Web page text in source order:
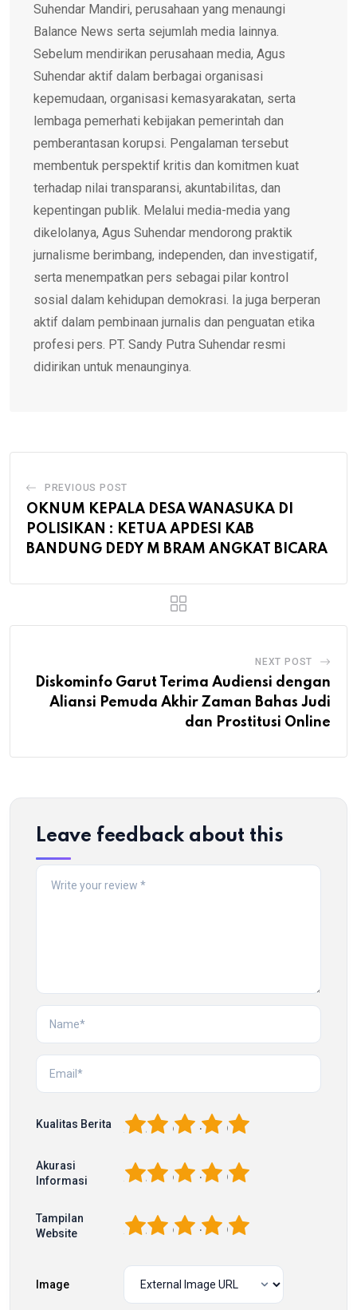
Suhendar Mandiri, perusahaan yang menaungi
Balance News serta sejumlah media lainnya.
Sebelum mendirikan perusahaan media, Agus
Suhendar aktif dalam berbagai organisasi
kepemudaan, organisasi kemasyarakatan, serta
lembaga pemerhati kebijakan pemerintah dan
pemberantasan korupsi. Pengalaman tersebut
membentuk perspektif kritis dan komitmen kuat
terhadap nilai transparansi, akuntabilitas, dan
kepentingan publik. Melalui media-media yang
dikelolanya, Agus Suhendar mendorong praktik
jurnalisme berimbang, independen, dan investigatif,
serta menempatkan pers sebagai pilar kontrol
sosial dalam kehidupan demokrasi. Ia juga berperan
aktif dalam pembinaan jurnalis dan penguatan etika
profesi pers. PT. Sandy Putra Suhendar resmi
didirikan untuk menaunginya.
PREVIOUS POST
OKNUM KEPALA DESA WANASUKA DI
POLISIKAN : KETUA APDESI KAB
BANDUNG DEDY M BRAM ANGKAT BICARA
NEXT POST
Diskominfo Garut Terima Audiensi dengan
Aliansi Pemuda Akhir Zaman Bahas Judi
dan Prostitusi Online
Leave feedback about this
Kualitas Berita 5
4
3
2
Akurasi
Informasi
5
4
3
2
Tampilan
Website
5
4
3
2
Image